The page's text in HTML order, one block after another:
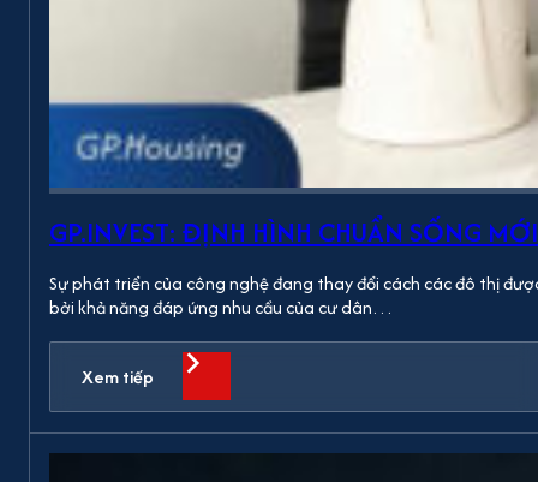
GP.INVEST: ĐỊNH HÌNH CHUẨN SỐNG
Sự phát triển của công nghệ đang thay đổi cách các đô thị
bởi khả năng đáp ứng nhu cầu của cư dân…
Xem tiếp